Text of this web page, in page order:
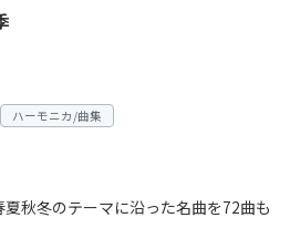
ハーモニカ/曲集
秋冬のテーマに沿った名曲を72曲も